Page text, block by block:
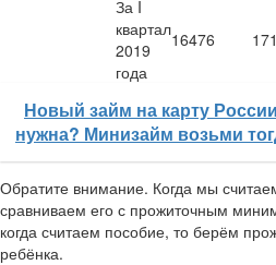
За I
квартал
2019
года
16476
Новый займ на карту
нужна? Минизайм возьми
Обратите внимание. Когда мы
сравниваем его с прожиточным
когда считаем пособие, то берём
ребёнка.